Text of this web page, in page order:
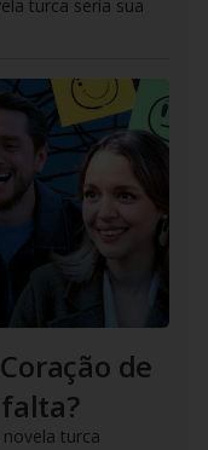
turca seria sua
de
turca